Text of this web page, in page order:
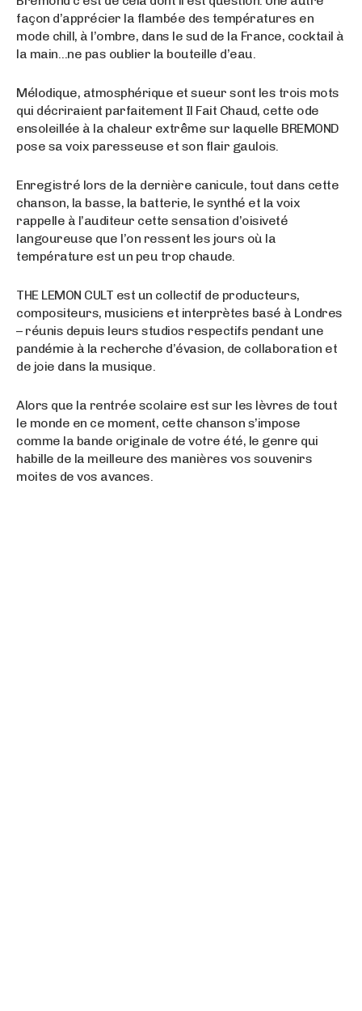
façon d’apprécier la flambée des températures en
mode chill, à l’ombre, dans le sud de la France, cocktail à
la main…ne pas oublier la bouteille d’eau.
Mélodique, atmosphérique et sueur sont les trois mots
qui décriraient parfaitement Il Fait Chaud, cette ode
ensoleillée à la chaleur extrême sur laquelle BREMOND
pose sa voix paresseuse et son flair gaulois.
Enregistré lors de la dernière canicule, tout dans cette
chanson, la basse, la batterie, le synthé et la voix
rappelle à l’auditeur cette sensation d’oisiveté
langoureuse que l’on ressent les jours où la
température est un peu trop chaude.
THE LEMON CULT est un collectif de producteurs,
compositeurs, musiciens et interprètes basé à Londres
– réunis depuis leurs studios respectifs pendant une
pandémie à la recherche d’évasion, de collaboration et
de joie dans la musique.
Alors que la rentrée scolaire est sur les lèvres de tout
le monde en ce moment, cette chanson s’impose
comme la bande originale de votre été, le genre qui
habille de la meilleure des manières vos souvenirs
moites de vos avances.